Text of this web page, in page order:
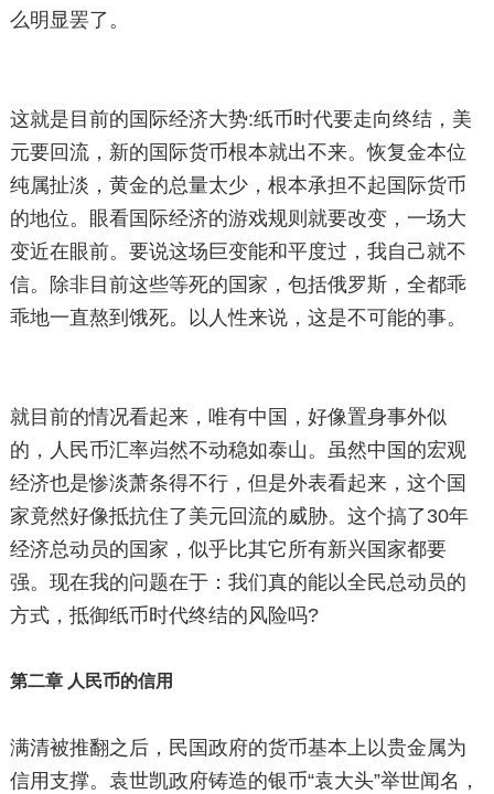
么明显罢了。
这就是目前的国际经济大势:纸币时代要走向终结，美
元要回流，新的国际货币根本就出不来。恢复金本位
纯属扯淡，黄金的总量太少，根本承担不起国际货币
的地位。眼看国际经济的游戏规则就要改变，一场大
变近在眼前。要说这场巨变能和平度过，我自己就不
信。除非目前这些等死的国家，包括俄罗斯，全都乖
乖地一直熬到饿死。以人性来说，这是不可能的事。
就目前的情况看起来，唯有中国，好像置身事外似
的，人民币汇率岿然不动稳如泰山。虽然中国的宏观
经济也是惨淡萧条得不行，但是外表看起来，这个国
家竟然好像抵抗住了美元回流的威胁。这个搞了30年
经济总动员的国家，似乎比其它所有新兴国家都要
强。现在我的问题在于：我们真的能以全民总动员的
方式，抵御纸币时代终结的风险吗?
第二章 人民币的信用
满清被推翻之后，民国政府的货币基本上以贵金属为
信用支撑。袁世凯政府铸造的银币“袁大头”举世闻名，